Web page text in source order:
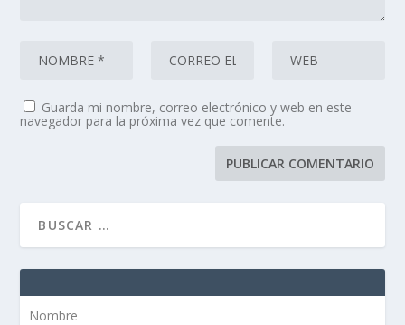
Guarda mi nombre, correo electrónico y web en este
navegador para la próxima vez que comente.
Nombre